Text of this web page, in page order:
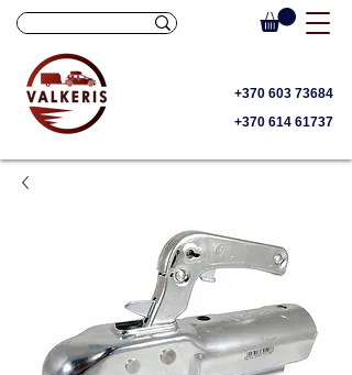
+370 603 73684
+370 614 61737